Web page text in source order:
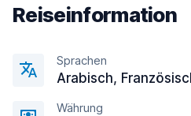
Reiseinformation
Sprachen
Arabisch,
Währung